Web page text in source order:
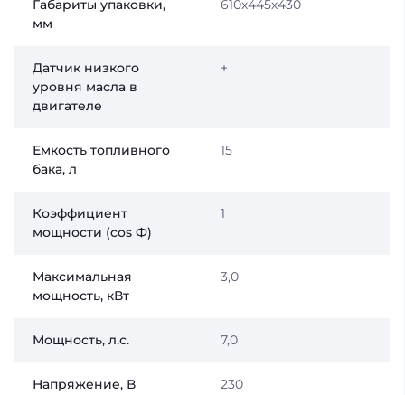
Габариты упаковки,
мм
610х445х430
Датчик низкого
уровня масла в
двигателе
+
Емкость топливного
бака, л
15
Коэффициент
мощности (сos Ф)
1
Максимальная
мощность, кВт
3,0
Мощность, л.с. 7,0
Напряжение, В 230